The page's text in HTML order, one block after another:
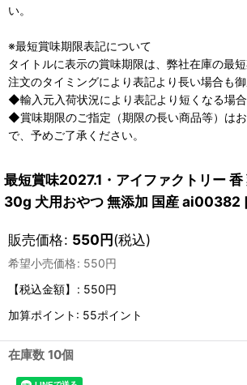
い。
※最短賞味期限表記について
タイトルに表示の賞味期限は、弊社在庫の最
注文のタイミングにより表記より長い場合も御
◆輸入元入荷状況により表記より短くなる場合
◆賞味期限のご指定（期限の長い商品等）は
で、予めご了承ください。
最短賞味2027.1・アイファクトリー
30g 犬用おやつ 無添加 国産 ai00382
販売価格: 550円(税込)
希望小売価格: 550円
【税込金額】
: 550円
加算ポイント: 55ポイント
在庫数 10個